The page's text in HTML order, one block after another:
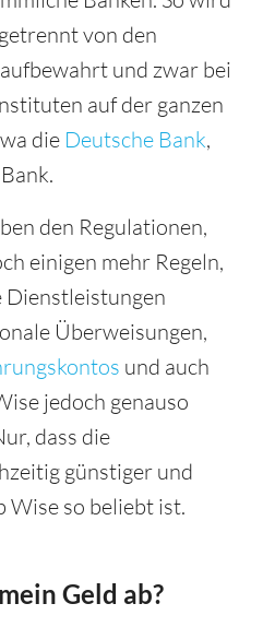
von den
und zwar bei
auf der ganzen
die Deutsche Bank,
Bank.
den Regulationen,
einigen mehr Regeln,
Dienstleistungen
Überweisungen,
und auch
jedoch genauso
dass die
günstiger und
Wise so beliebt ist.
Geld ab?